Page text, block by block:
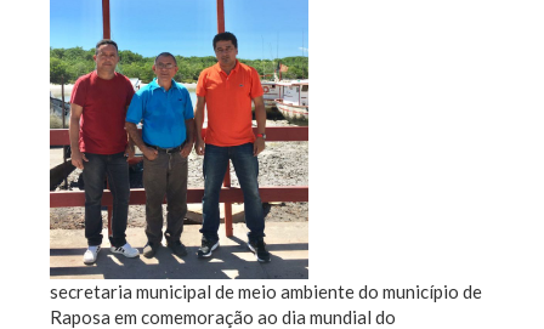
secretaria municipal de meio ambiente do município de
Raposa em comemoração ao dia mundial do